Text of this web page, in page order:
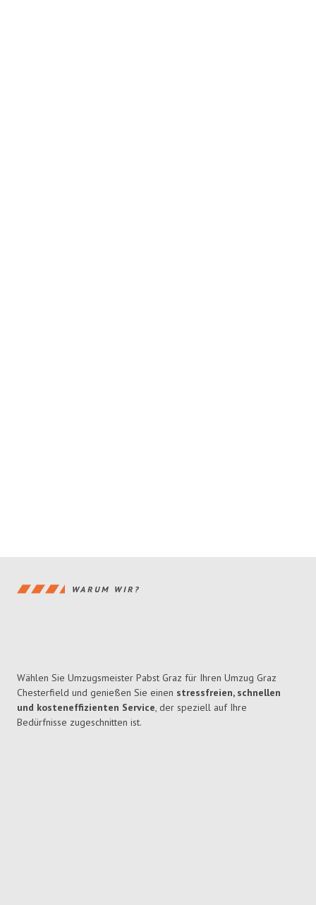
WARUM WIR?
Wählen Sie Umzugsmeister Pabst Graz für Ihren Umzug Graz
Chesterfield und genießen Sie einen stressfreien, schnellen
und kosteneffizienten Service, der speziell auf Ihre
Bedürfnisse zugeschnitten ist.